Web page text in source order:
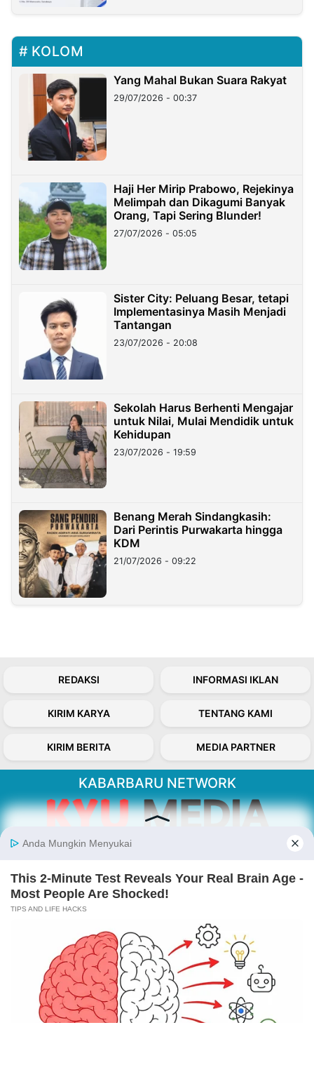
KOLOM
Yang Mahal Bukan Suara Rakyat
29/07/2026 - 00:37
Haji Her Mirip Prabowo, Rejekinya
Melimpah dan Dikagumi Banyak
Orang, Tapi Sering Blunder!
27/07/2026 - 05:05
Sister City: Peluang Besar, tetapi
Implementasinya Masih Menjadi
Tantangan
23/07/2026 - 20:08
Sekolah Harus Berhenti Mengajar
untuk Nilai, Mulai Mendidik untuk
Kehidupan
23/07/2026 - 19:59
Benang Merah Sindangkasih:
Dari Perintis Purwakarta hingga
KDM
21/07/2026 - 09:22
REDAKSI INFORMASI IKLAN
KIRIM KARYA TENTANG KAMI
KIRIM BERITA MEDIA PARTNER
KABARBARU NETWORK
Kabarbaru.co menyajikan berita aktual dan
serta terverifikasi dari sumber yang tepat.
Follow Kabarbaru